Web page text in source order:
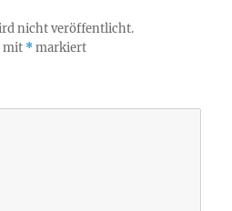
nicht veröffentlicht.
mit *markiert